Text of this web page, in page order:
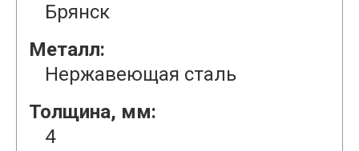
Брянск
Металл:
Нержавеющая сталь
Толщина, мм:
4